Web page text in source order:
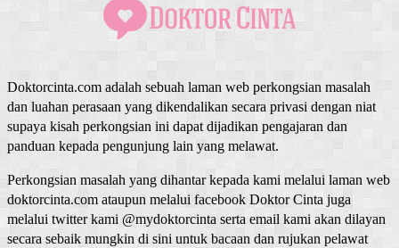
Doktorcinta.com adalah sebuah laman web perkongsian masalah
dan luahan perasaan yang dikendalikan secara privasi dengan niat
supaya kisah perkongsian ini dapat dijadikan pengajaran dan
panduan kepada pengunjung lain yang melawat.
Perkongsian masalah yang dihantar kepada kami melalui laman web
doktorcinta.com ataupun melalui facebook Doktor Cinta juga
melalui twitter kami @mydoktorcinta serta email kami akan dilayan
secara sebaik mungkin di sini untuk bacaan dan rujukan pelawat